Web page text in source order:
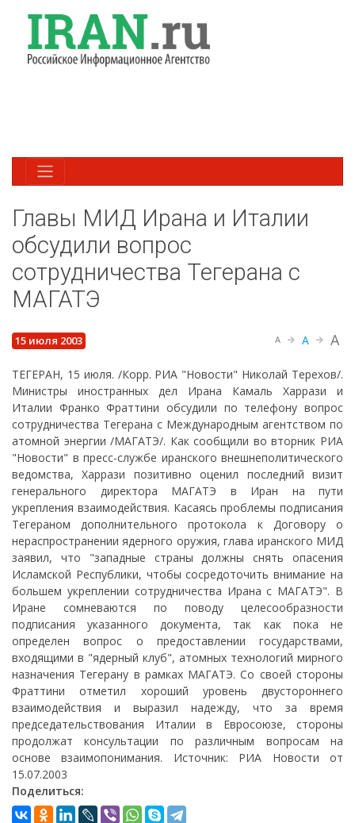
Главы МИД Ирана и Италии
обсудили вопрос
сотрудничества Тегерана с
МАГАТЭ
15 июля 2003 A A A
ТЕГЕРАН, 15 июля. /Корр. РИА "Новости" Николай Терехов/.
Министры иностранных дел Ирана Камаль Харрази и
Италии Франко Фраттини обсудили по телефону вопрос
сотрудничества Тегерана с Международным агентством по
атомной энергии /МАГАТЭ/. Как сообщили во вторник РИА
"Новости" в пресс-службе иранского внешнеполитического
ведомства, Харрази позитивно оценил последний визит
генерального директора МАГАТЭ в Иран на пути
укрепления взаимодействия. Касаясь проблемы подписания
Тегераном дополнительного протокола к Договору о
нераспространении ядерного оружия, глава иранского МИД
заявил, что "западные страны должны снять опасения
Исламской Республики, чтобы сосредоточить внимание на
большем укреплении сотрудничества Ирана с МАГАТЭ". В
Иране сомневаются по поводу целесообразности
подписания указанного документа, так как пока не
определен вопрос о предоставлении государствами,
входящими в "ядерный клуб", атомных технологий мирного
назначения Тегерану в рамках МАГАТЭ. Со своей стороны
Фраттини отметил хороший уровень двустороннего
взаимодействия и выразил надежду, что за время
председательствования Италии в Евросоюзе, стороны
продолжат консультации по различным вопросам на
основе взаимопонимания. Источник: РИА Новости от
15.07.2003
Поделиться: